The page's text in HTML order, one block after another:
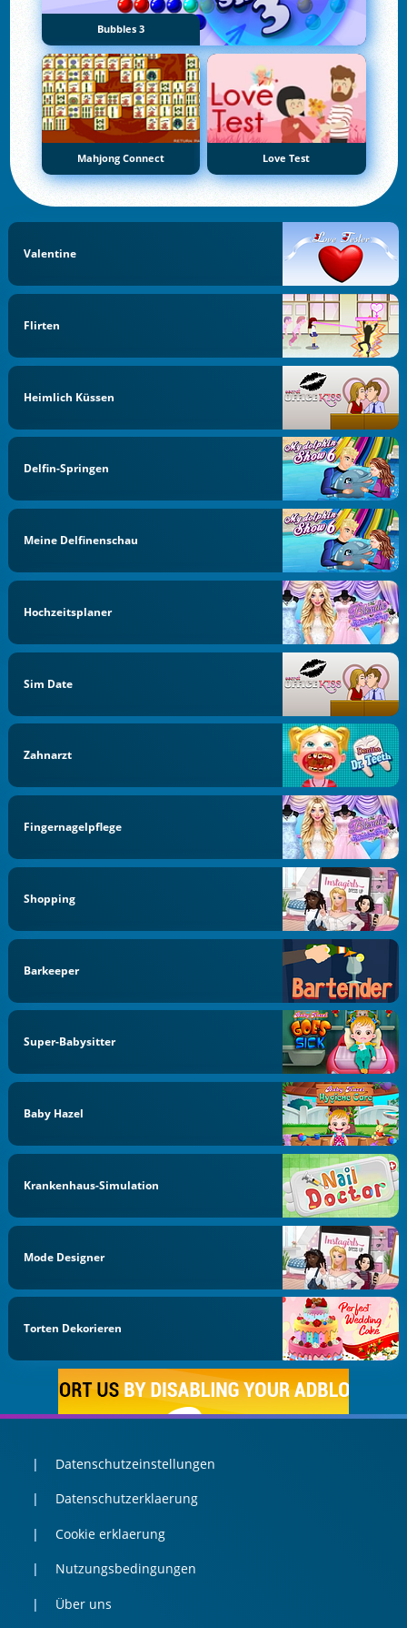
Bubbles 3
Mahjong Connect Love Test
Valentine
Flirten
Heimlich Küssen
Delfin-Springen
Meine Delfinenschau
Hochzeitsplaner
Sim Date
Zahnarzt
Fingernagelpflege
Shopping
Barkeeper
Super-Babysitter
Baby Hazel
Krankenhaus-Simulation
Mode Designer
Torten Dekorieren
Datenschutzeinstellungen
Datenschutzerklaerung
Cookie erklaerung
Nutzungsbedingungen
Über uns